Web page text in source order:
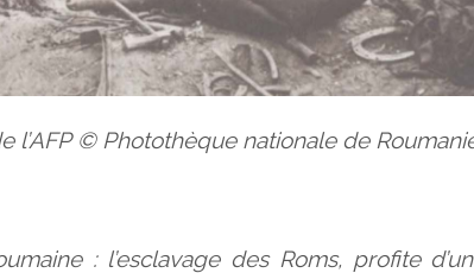
l’AFP © Photothèque nationale de
: l’esclavage des Roms, profite